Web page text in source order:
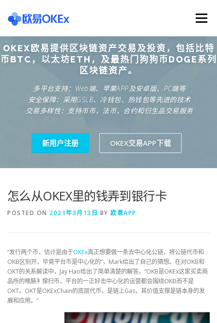
content
Menu
欧意交易所 关于欧意OKX 欧意APP下载
欧意注册网址 欧意交易下载 欧意团队
OKEX欧易提供区块链资产交易及投资，包括比特
币BTC，以太坊ETH，及最热门狗狗币DOGE系列
区块链资产。
·多平台支持：Web端、苹果APP及安卓版、PC端等
·安全保障：采用GSLB、冷钱包、热钱包等先进的技术
·交易多样性：支持币币，法币，合约和衍生品交易服务
新用户注册 OKEX交易APP下载
怎么从OKEX里的钱弄到银行卡
POSTED ON 2021年3月13日 BY 欧意APP
“发行两个币，估计是由于OKEx真正想要做一条去中心化公链，将公链代币和
OKB区别开，毕竟平台币是中心化的”，Mark给出了自己的猜想。在对OKB和
OKT的关系解读中，Jay Hao给出了简单清楚的解答。“OKB是OKEx这家买卖商
品所的唯腋衤撑扫币，平台的一正好击中心化的运营都会围绕OKB而不是
OKT。OKT是OKExChain的底层代币，是链上Gas，其价值支撑是链本身的发
展和应用。”